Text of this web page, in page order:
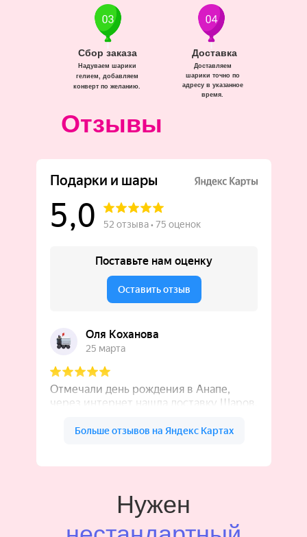
Доставка
Доставляем
шарики точно по
адресу в указанное
время.
Сбор заказа
Надуваем шарики
гелием, добавляем
конверт по желанию.
Отзывы
Нужен